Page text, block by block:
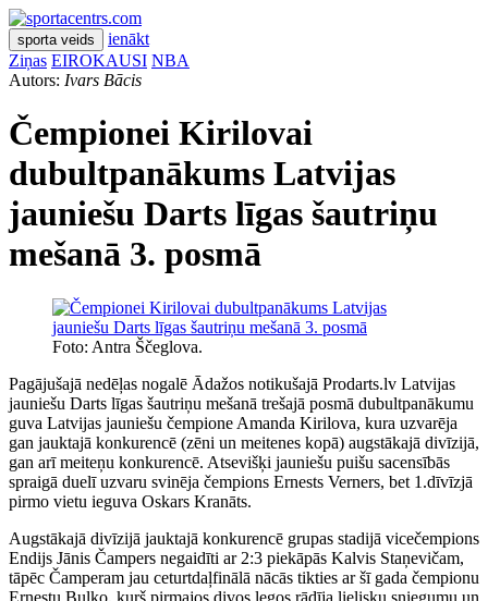
sporta veids
ienākt
Ziņas EIROKAUSI NBA
Autors: Ivars Bācis
Čempionei Kirilovai
dubultpanākums Latvijas
jauniešu Darts līgas šautriņu
mešanā 3. posmā
Foto: Antra Ščeglova.
Pagājušajā nedēļas nogalē Ādažos notikušajā Prodarts.lv Latvijas
jauniešu Darts līgas šautriņu mešanā trešajā posmā dubultpanākumu
guva Latvijas jauniešu čempione Amanda Kirilova, kura uzvarēja
gan jauktajā konkurencē (zēni un meitenes kopā) augstākajā divīzijā,
gan arī meiteņu konkurencē. Atsevišķi jauniešu puišu sacensībās
spraigā duelī uzvaru svinēja čempions Ernests Verners, bet 1.dīvīzjā
pirmo vietu ieguva Oskars Kranāts.
Augstākajā divīzijā jauktajā konkurencē grupas stadijā vicečempions
Endijs Jānis Čampers negaidīti ar 2:3 piekāpās Kalvis Staņevičam,
tāpēc Čamperam jau ceturtdaļfinālā nācās tikties ar šī gada čempionu
Ernestu Buļko, kurš pirmajos divos legos rādīja lielisku sniegumu un